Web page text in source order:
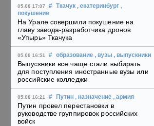
05.08 17:07 # Ткачук , екатеринбург ,
покушение
На Урале совершили покушение на
главу завода-разработчика дронов
«Упырь» Ткачука
05.08 16:51 # образование , вузы , выпускники
Выпускники все чаще стали выбирать
для поступления иностранные вузы или
российские колледжи
05.08 16:21 # Путин , назначение , армия
Путин провел перестановки в
руководстве группировок российских
войск